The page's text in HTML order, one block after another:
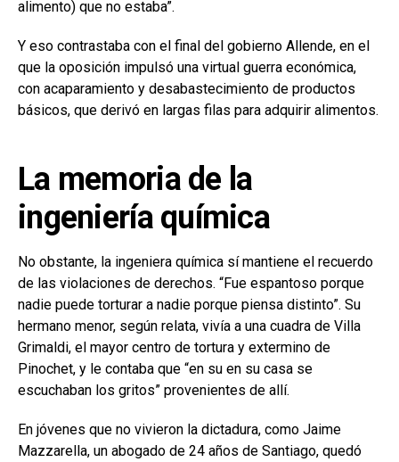
alimento) que no estaba”.
Y eso contrastaba con el final del gobierno Allende, en el
que la oposición impulsó una virtual guerra económica,
con acaparamiento y desabastecimiento de productos
básicos, que derivó en largas filas para adquirir alimentos.
La memoria de la
ingeniería química
No obstante, la ingeniera química sí mantiene el recuerdo
de las violaciones de derechos. “Fue espantoso porque
nadie puede torturar a nadie porque piensa distinto”. Su
hermano menor, según relata, vivía a una cuadra de Villa
Grimaldi, el mayor centro de tortura y extermino de
Pinochet, y le contaba que “en su en su casa se
escuchaban los gritos” provenientes de allí.
En jóvenes que no vivieron la dictadura, como Jaime
Mazzarella, un abogado de 24 años de Santiago, quedó